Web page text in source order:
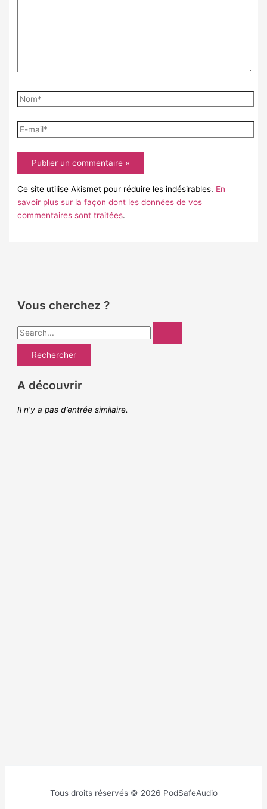
Nom*
E-
mail*
Ce site utilise Akismet pour réduire les indésirables. En
savoir plus sur la façon dont les données de vos
commentaires sont traitées.
Vous cherchez ?
R
e
r
A découvrir
Il n’y a pas d’entrée similaire.
Tous droits réservés © 2026 PodSafeAudio